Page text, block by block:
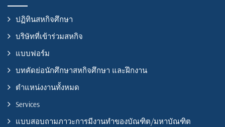
ปฏิทินสหกิจศึกษา
บริษัทที่เข้าร่วมสหกิจ
แบบฟอร์ม
บทคัดย่อนักศึกษาสหกิจศึกษา และฝึกงาน
ตำแหน่งงานทั้งหมด
Services
แบบสอบถามภาวะการมีงานทำของบัณฑิต/มหาบัณฑิต